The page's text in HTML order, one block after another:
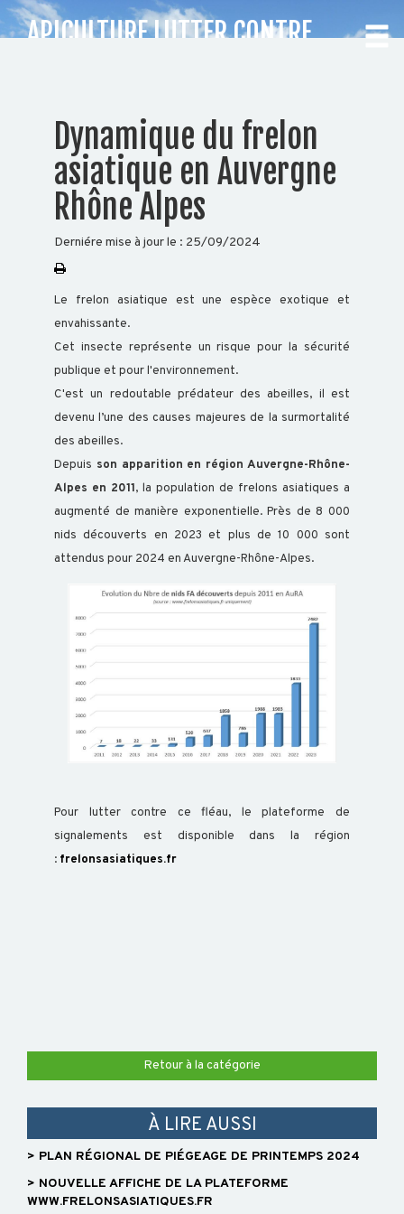
CHOISISSEZ
DÉPARTEMENT
BOVIN
OVIN
CAPRIN
PORCIN
VOLAILLE
POISSON
ABEILLE
TRANSFORMATION
D'ACTIVITÉ
GDS
ORGANISATION
APICULTURE LUTTER CONTRE
Dynamique du frelon
asiatique en Auvergne
Rhône Alpes
Derniére mise à jour le : 25/09/2024
Le frelon asiatique est une espèce exotique et
envahissante.
Cet insecte représente un risque pour la sécurité
publique et pour l'environnement.
C'est un redoutable prédateur des abeilles, il est
devenu l’une des causes majeures de la surmortalité
des abeilles.
Depuis son apparition en région Auvergne-Rhône-
Alpes en 2011, la population de frelons asiatiques a
augmenté de manière exponentielle. Près de 8 000
nids découverts en 2023 et plus de 10 000 sont
attendus pour 2024 en Auvergne-Rhône-Alpes.
Pour lutter contre ce fléau, le plateforme de
signalements est disponible dans la région
: frelonsasiatiques.fr
Retour à la catégorie
À LIRE AUSSI
> PLAN RÉGIONAL DE PIÉGEAGE DE PRINTEMPS 2024
> NOUVELLE AFFICHE DE LA PLATEFORME
WWW.FRELONSASIATIQUES.FR